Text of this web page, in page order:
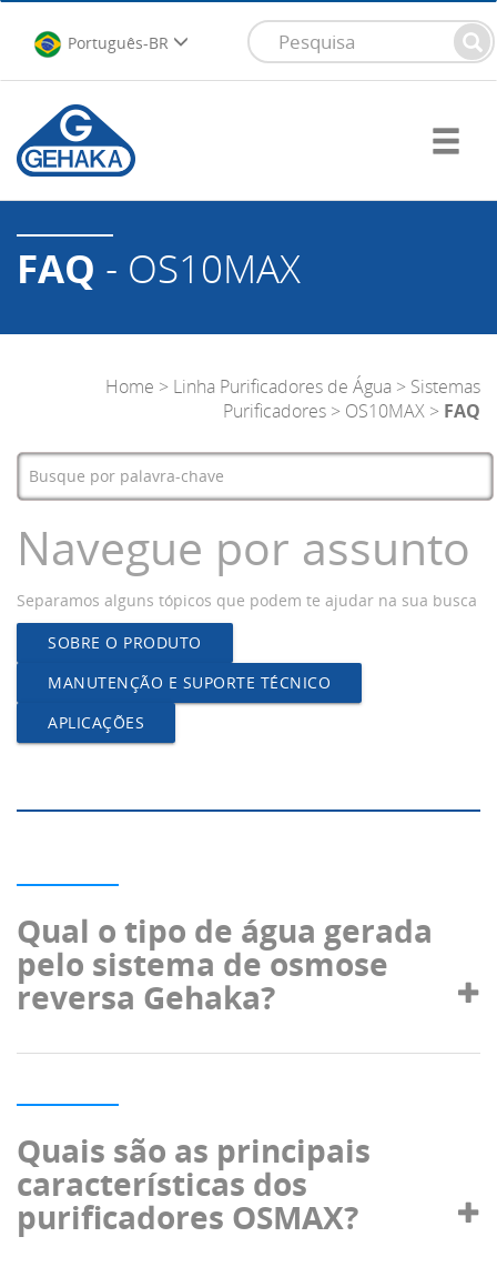
Português-BR
FAQ - OS10MAX
Home > Linha Purificadores de Água > Sistemas
Purificadores > OS10MAX > FAQ
Navegue por assunto
Separamos alguns tópicos que podem te ajudar na sua busca
SOBRE O PRODUTO
MANUTENÇÃO E SUPORTE TÉCNICO
APLICAÇÕES
Qual o tipo de água gerada
pelo sistema de osmose
reversa Gehaka?
Quais são as principais
características dos
purificadores OSMAX?